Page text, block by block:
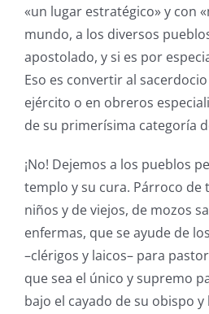
«un lugar estratégico» y con
mundo, a los diversos
apostolado, y si es por
Eso es convertir al
ejército o en obreros
de su primerísima categoría
¡No! Dejemos a los pueblos
templo y su cura. Párroco de
niños y de viejos, de mozos
enfermas, que se ayude de
–clérigos y laicos– para
que sea el único y supremo
bajo el cayado de su obispo